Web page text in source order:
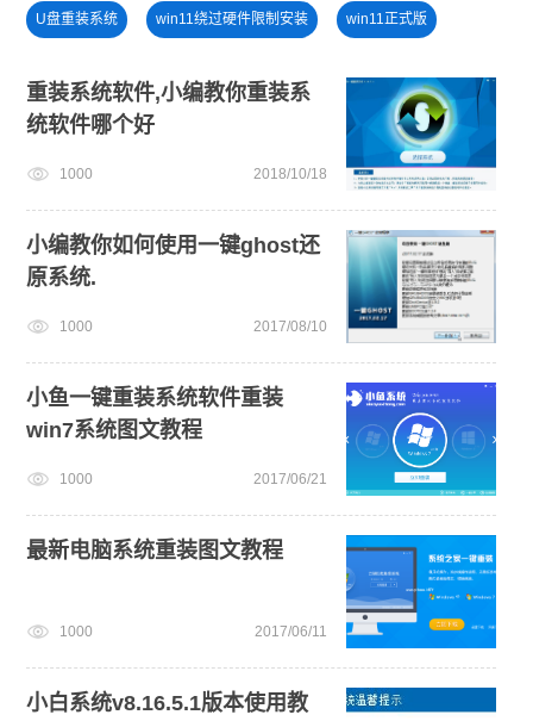
U盘重装系统 win11绕过硬件限制安装 win11正式版
小白一键重装系统win10教程 win11系统下载
win10升级win11 电脑死机卡顿
重装系统软件,小编教你重装系
统软件哪个好
1000 2018/10/18
小编教你如何使用一键ghost还
原系统.
1000 2017/08/10
小鱼一键重装系统软件重装
win7系统图文教程
1000 2017/06/21
最新电脑系统重装图文教程
1000 2017/06/11
小白系统v8.16.5.1版本使用教